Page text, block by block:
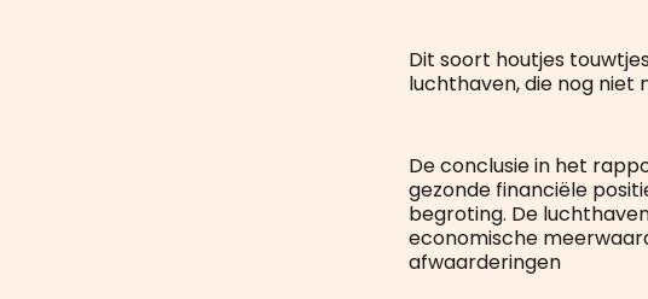
Dit soort houtjes
luchthaven, die nog niet
De conclusie in het
gezonde financiële
begroting. De
economische
afwaarderingen